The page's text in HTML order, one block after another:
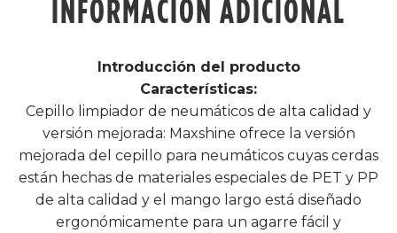
INFORMACIÓN ADICIONAL
Introducción del producto
Características:
Cepillo limpiador de neumáticos de alta calidad y
versión mejorada: Maxshine ofrece la versión
mejorada del cepillo para neumáticos cuyas cerdas
están hechas de materiales especiales de PET y PP
de alta calidad y el mango largo está diseñado
ergonómicamente para un agarre fácil y